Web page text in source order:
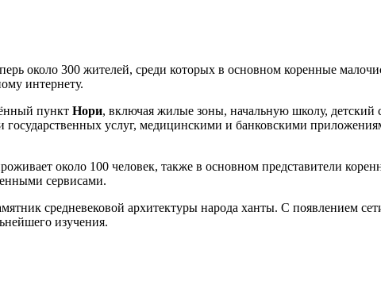
около 300 жителей, среди которых в основном коренные
интернету.
пункт Нори, включая жилые зоны, начальную школу, детский
услуг, медицинскими и банковскими
около 100 человек, также в основном представители
сервисами.
средневековой архитектуры народа ханты. С появлением
изучения.